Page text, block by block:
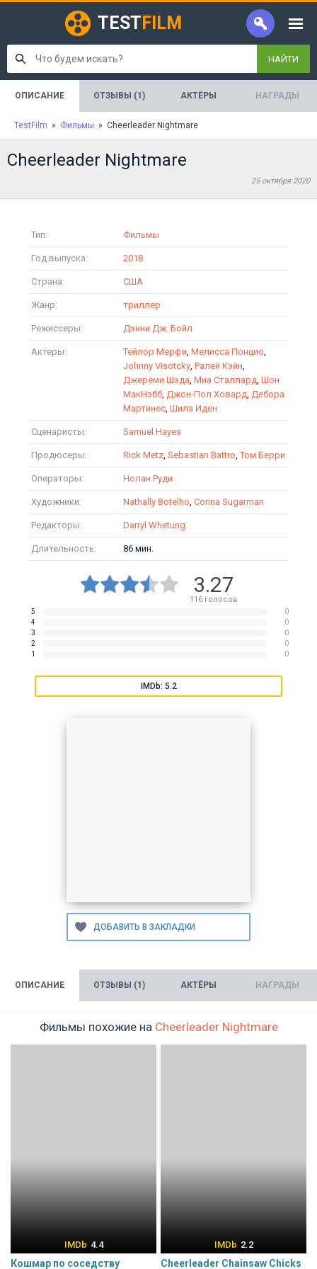
TEST FILM
НАЙТИ
ОПИСАНИЕ ОТЗЫВЫ (1) АКТЁРЫ НАГРАДЫ
TestFilm » Фильмы » Cheerleader Nightmare
Cheerleader Nightmare
25 октября 2020
Тип: Фильмы
Год выпуска: 2018
Страна: США
Жанр: триллер
Режиссеры: Дэнни Дж. Бойл
Актеры: Тейлор Мерфи, Мелисса Понцио,
Johnny Visotcky, Ралей Кэйн,
Джереми Шэда, Миа Сталлард, Шон
МакНэбб, Джон-Пол Ховард, Дебора
Мартинес, Шила Иден
Сценаристы: Samuel Hayes
Продюсеры: Rick Metz, Sebastian Battro,Том Берри
Операторы: Нолан Руди
Художники: Nathally Botelho, Corina Sugarman
Редакторы: Darryl Whetung
Длительность: 86 мин.
3.27
116голосов
5
0
4
0
3
0
2
0
1
0
IMDb: 5.2
ОПИСАНИЕ ОТЗЫВЫ (1) АКТЁРЫ НАГРАДЫ
Фильмы похожие на Cheerleader Nightmare
4.4
Кошмар по соседству
2.2
Cheerleader Chainsaw Chicks